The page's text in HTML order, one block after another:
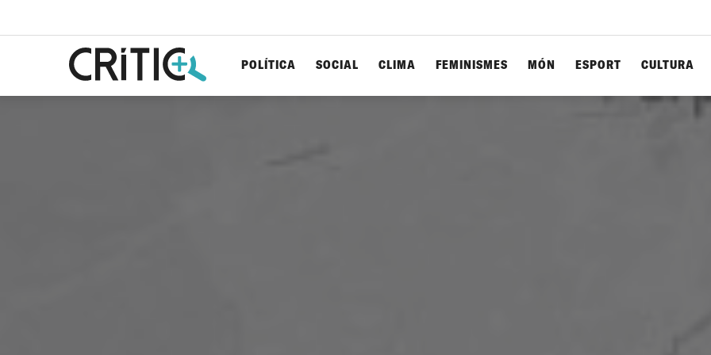
POLÍTICA SOCIAL CLIMA FEMINISMES MÓN ESPORT CULTURA